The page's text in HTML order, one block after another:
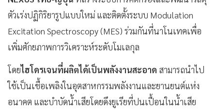
ตัวเร่งปฏิกิริยารูปแบบใหม่ และติดตั้งระบบ Modulation
Excitation Spectroscopy (MES) ร่วมกันที่นาโนเทคเพื่อ
เพิ่มศักยภาพการวิเคราะห์ระดับโมเลกุล
โดยไฮโดรเจนที่ผลิตได้เป็นพลังงานสะอาด สามารถนำไป
ใช้เป็นเชื้อเพลิงในอุตสาหกรรมพลังงานและยานยนต์แห่ง
อนาคต และบำบัดน้ำเสียโดยดึงยูเรียที่ปนเปื้อนในน้ำเสีย